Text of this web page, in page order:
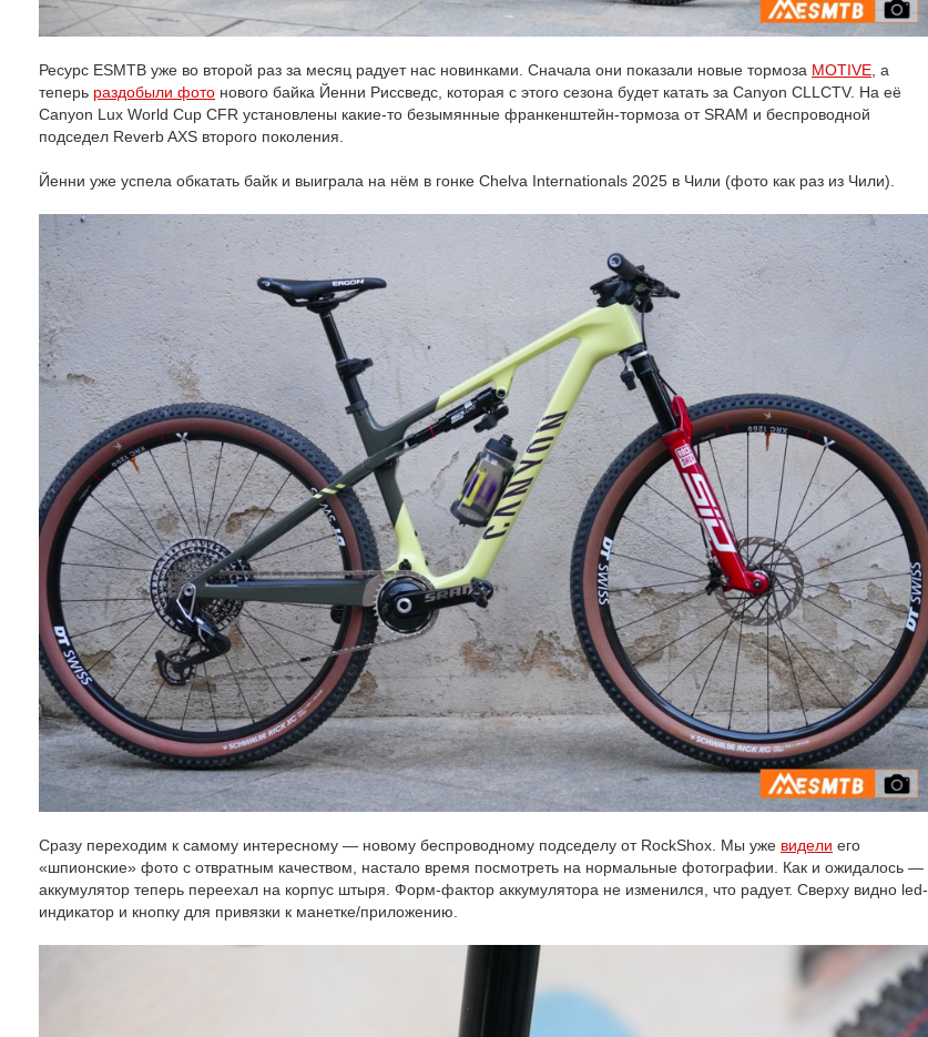
Ресурс ESMTB уже во второй раз за месяц радует нас новинками. Сначала они показали новые тормоза MOTIVE , а
теперь раздобыли фото нового байка Йенни Риссведс, которая с этого сезона будет катать за Canyon CLLCTV. На её
Canyon Lux World Cup CFR установлены какие-то безымянные франкенштейн-тормоза от SRAM и беспроводной
подседел Reverb AXS второго поколения.
Йенни уже успела обкатать байк и выиграла на нём в гонке Chelva Internationals 2025 в Чили (фото как раз из Чили).
Сразу переходим к самому интересному — новому беспроводному подседелу от RockShox. Мы уже видели его
«шпионские» фото с отвратным качеством, настало время посмотреть на нормальные фотографии. Как и ожидалось —
аккумулятор теперь переехал на корпус штыря. Форм-фактор аккумулятора не изменился, что радует. Сверху видно led-
индикатор и кнопку для привязки к манетке/приложению.